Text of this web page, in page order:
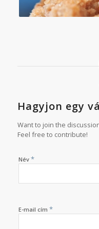
Hagyjon egy
Want to join the
Feel free to contribute!
Név *
E-mail cím *